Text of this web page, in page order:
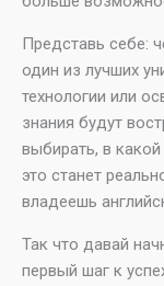
Представь себе:
один из лучших
технологии или
знания будут
выбирать, в
это станет
владеешь
Так что давай
первый шаг к